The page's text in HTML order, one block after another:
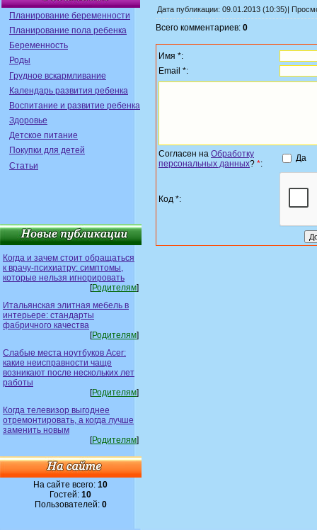
Планирование беременности
Планирование пола ребенка
Беременность
Роды
Грудное вскармливание
Календарь развития ребенка
Воспитание и развитие ребенка
Здоровье
Детское питание
Покупки для детей
Статьи
Когда и зачем стоит обращаться
к врачу-психиатру: симптомы,
которые нельзя игнорировать
[Родителям]
Итальянская элитная мебель в
интерьере: стандарты
фабричного качества
[Родителям]
Слабые места ноутбуков Acer:
какие неисправности чаще
возникают после нескольких лет
работы
[Родителям]
Когда телевизор выгоднее
отремонтировать, а когда лучше
заменить новым
[Родителям]
На сайте всего:10
Гостей:10
Пользователей: 0
Дата публикации: 09.01.2013 (10:35)|
Всего комментариев: 0
Имя *:
Email *:
Согласен на Обработку
персональных данных? *:
Да
Код *: